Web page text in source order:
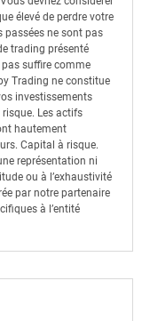
élevé de perdre votre
passées ne sont pas
trading présenté
suffire comme
Trading ne constitue
investissements
Les actifs
hautement
Capital à risque.
représentation ni
ou à l’exhaustivité
par notre partenaire
à l’entité